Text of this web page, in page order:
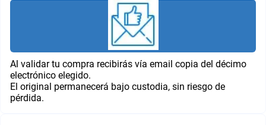
Al validar tu compra recibirás vía email copia del décimo
electrónico elegido.
El original permanecerá bajo custodia, sin riesgo de
pérdida.